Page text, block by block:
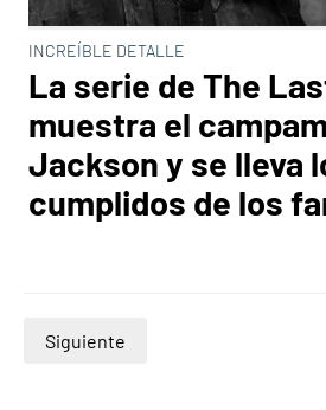
INCREÍBLE DETALLE
La serie de The
muestra el
Jackson y se lleva
cumplidos de los
Siguiente